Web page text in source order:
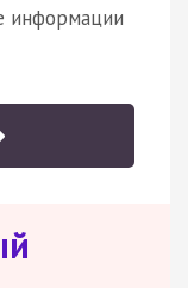
информации